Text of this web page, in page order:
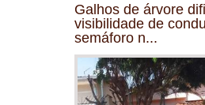
Galhos de árvore
visibilidade de
semáforo n...